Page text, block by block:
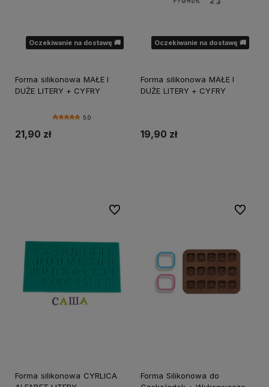
Oczekiwanie na dostawę 🚚
Forma silikonowa MAŁE I
DUŻE LITERY + CYFRY
5.0
21,90 zł
Oczekiwanie na dostawę 🚚
Forma silikonowa MAŁE I
DUŻE LITERY + CYFRY
19,90 zł
Forma silikonowa CYRLICA
Do ulubionych
Forma Silikonowa do
Do